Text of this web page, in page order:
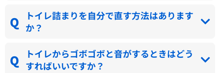
トイレ詰まりを自分で直す方法はあります
か？
トイレからゴボゴボと音がするときはどう
すればいいですか？